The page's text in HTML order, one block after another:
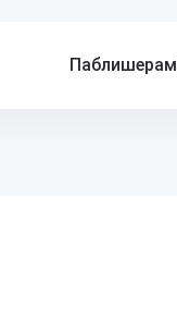
Паблишерам